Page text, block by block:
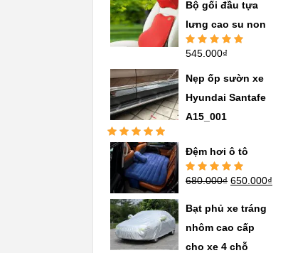
Bộ gối đầu tựa
lưng cao su non
Được xếp
sao
545.000₫
Nẹp ốp sườn xe
Hyundai Santafe
A15_001
Được xếp
hạng5.005
sao
Đệm hơi ô tô
Được xếp
680.000₫ 650.000₫
Bạt phủ xe tráng
nhôm cao cấp
cho xe 4 chỗ